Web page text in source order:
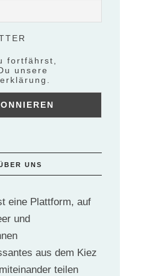
fortfährst,
unsere
UNS
eine Plattform, auf
und
aus dem Kiez
teilen